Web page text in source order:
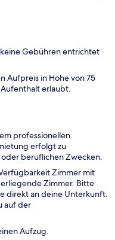
Gebühren entrichtet
Aufpreis in Höhe von 75
erlaubt.
professionellen
erfolgt zu
beruflichen Zwecken.
Zimmer mit
Zimmer. Bitte
direkt an deine Unterkunft.
auf der
Aufzug.